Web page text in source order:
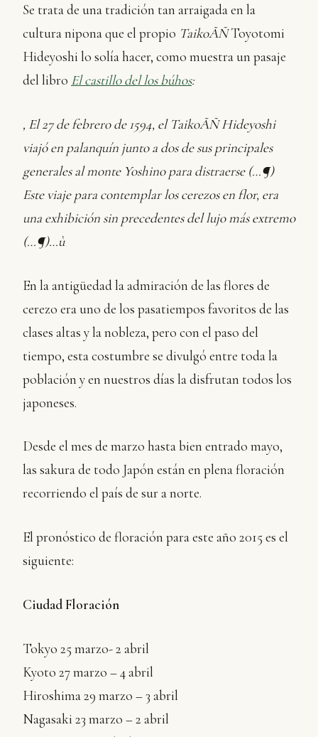
Se trata de una tradición tan arraigada en la
cultura nipona que el propio TaikoÃÑToyotomi
Hideyoshi lo solía hacer, como muestra un pasaje
del libro El castillo del los búhos:
‚ El 27 de febrero de 1594, el TaikoÃÑ Hideyoshi
viajó en palanquín junto a dos de sus principales
generales al monte Yoshino para distraerse (…¶)
Este viaje para contemplar los cerezos en flor, era
una exhibición sin precedentes del lujo más extremo
(…¶)…ù
En la antigüedad la admiración de las flores de
cerezo era uno de los pasatiempos favoritos de las
clases altas y la nobleza, pero con el paso del
tiempo, esta costumbre se divulgó entre toda la
población y en nuestros días la disfrutan todos los
japoneses.
Desde el mes de marzo hasta bien entrado mayo,
las sakura de todo Japón están en plena floración
recorriendo el país de sur a norte.
El pronóstico de floración para este año 2015 es el
siguiente:
Ciudad Floración
Tokyo 25 marzo- 2 abril
Kyoto 27 marzo – 4 abril
Hiroshima 29 marzo – 3 abril
Nagasaki 23 marzo – 2 abril